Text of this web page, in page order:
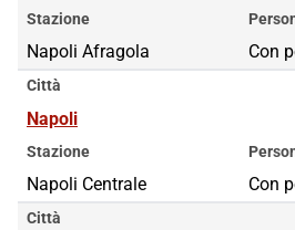
Stazione
Napoli Afragola Con
Città
Napoli
Stazione
Napoli Centrale Con
Città